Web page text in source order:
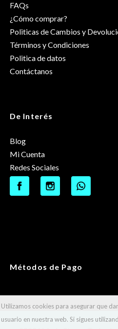
FAQs
¿Cómo comprar?
Politicas de Cambios y
Términos y Condiciones
Politica de datos
Contáctanos
De Interés
Blog
Mi Cuenta
Redes Sociales
Métodos de Pago
Utilizamos cookies para asegurar que
usuario en nuestra web. Si sigues